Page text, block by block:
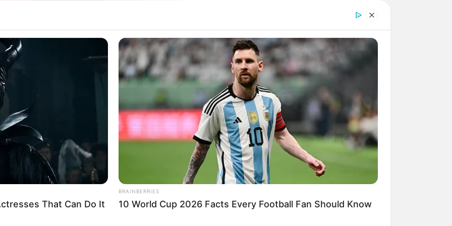
auch Ferienwohnungen und Ferienhäusergemietet werden. Möglich sind zudem die
Reiseprospekten Adresssuche auf der Landkarte Routenplanersowie die Onlinebuchung
in einem Schlosshotelgebucht werden.
Ferienwohnung gestalten
That Can Do It
BRAINBERRIES
10 World Cup 2026 Facts Every Football Fan Should Know
HABERION
They Lifted The Blue Tarp And
Couldn't Believe Their Eyes!